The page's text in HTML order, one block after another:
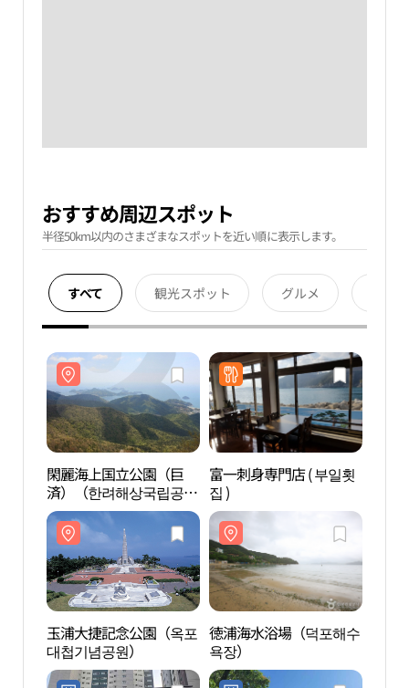
おすすめ周辺スポット
半径50km以内のさまざまなスポットを近い順に表示します。
すべて 観光スポット グルメ
閑麗海上国立公園（巨
済）（한려해상국립공원
（거제））
富一刺身専門店 ( 부일횟
집 )
玉浦大捷記念公園（옥포
대첩기념공원）
徳浦海水浴場（덕포해수
욕장）